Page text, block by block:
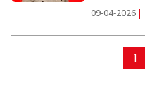
09-04-2026 |
1